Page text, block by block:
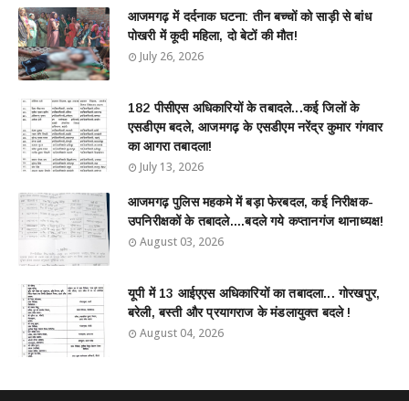
आजमगढ़ में दर्दनाक घटना: तीन बच्चों को साड़ी से बांध
पोखरी में कूदी महिला, दो बेटों की मौत!
July 26, 2026
182 पीसीएस अधिकारियों के तबादले...कई जिलों के
एसडीएम बदले, आजमगढ़ के एसडीएम नरेंद्र कुमार गंगवार
का आगरा तबादला!
July 13, 2026
आजमगढ़ पुलिस महकमे में बड़ा फेरबदल, कई निरीक्षक-
उपनिरीक्षकों के तबादले....बदले गये कप्तानगंज थानाध्यक्ष!
August 03, 2026
यूपी में 13 आईएएस अधिकारियों का तबादला... गोरखपुर,
बरेली, बस्ती और प्रयागराज के मंडलायुक्त बदले !
August 04, 2026